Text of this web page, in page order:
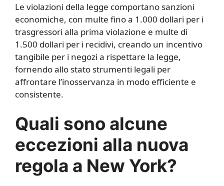
Le violazioni della legge comportano sanzioni
economiche, con multe fino a 1.000 dollari per i
trasgressori alla prima violazione e multe di
1.500 dollari per i recidivi, creando un incentivo
tangibile per i negozi a rispettare la legge,
fornendo allo stato strumenti legali per
affrontare l’inosservanza in modo efficiente e
consistente.
Quali sono alcune
eccezioni alla nuova
regola a New York?